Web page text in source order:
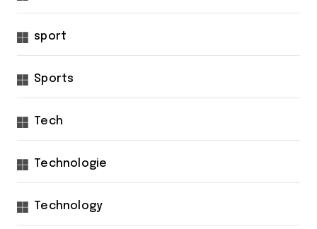
sport
Sports
Tech
Technologie
Technology